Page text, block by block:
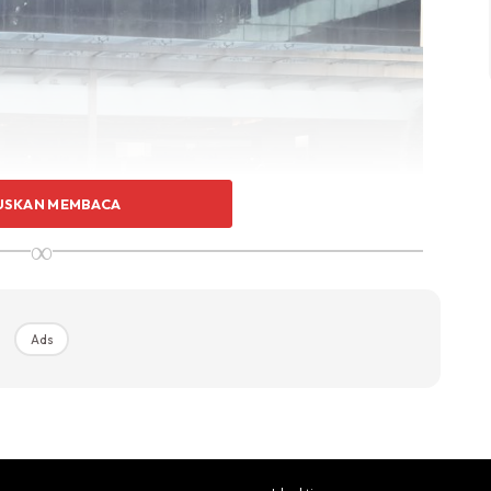
MEMBACA
∞
Ads